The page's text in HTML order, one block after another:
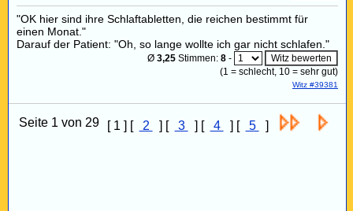
"OK hier sind ihre Schlaftabletten, die reichen bestimmt für
einen Monat."
Darauf der Patient: "Oh, so lange wollte ich gar nicht schlafen."
Ø 3,25 Stimmen: 8 -
(1 = schlecht, 10 = sehr gut)
Witz #39381
Seite 1 von 29 [ 1 ] [ 2 ] [ 3 ] [ 4 ] [ 5 ]